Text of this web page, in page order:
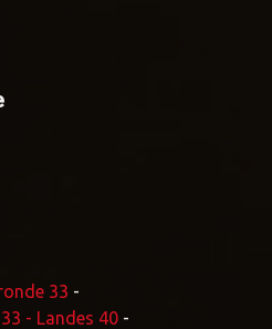
33 -
- Landes 40 -